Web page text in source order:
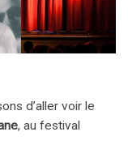
d’aller voir le
, au festival